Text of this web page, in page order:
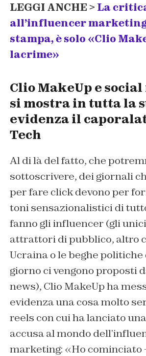
LEGGI ANCHE > La
all’influencer
stampa, è solo «Clio
lacrime»
Clio MakeUp e
si mostra in tutta la
evidenza il
Tech
Al di là del fatto, che
sottoscrivere, dei giornali
per fare click devono per
toni sensazionalistici di
fanno gli influencer (gli
attrattori di pubblico, altro
Ucraina o le beghe politiche
giorno ci vengono proposti
news), Clio MakeUp ha
evidenza una cosa molto
reels con cui ha lanciato
accusa al mondo
marketing: «Ho cominciato